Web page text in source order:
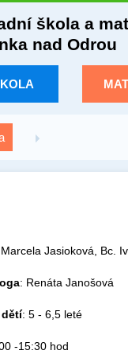
škola a
nad Odrou
Jasioková, Bc.
: Renáta Janošová
dětí: 5 - 6,5 leté
-15:30 hod